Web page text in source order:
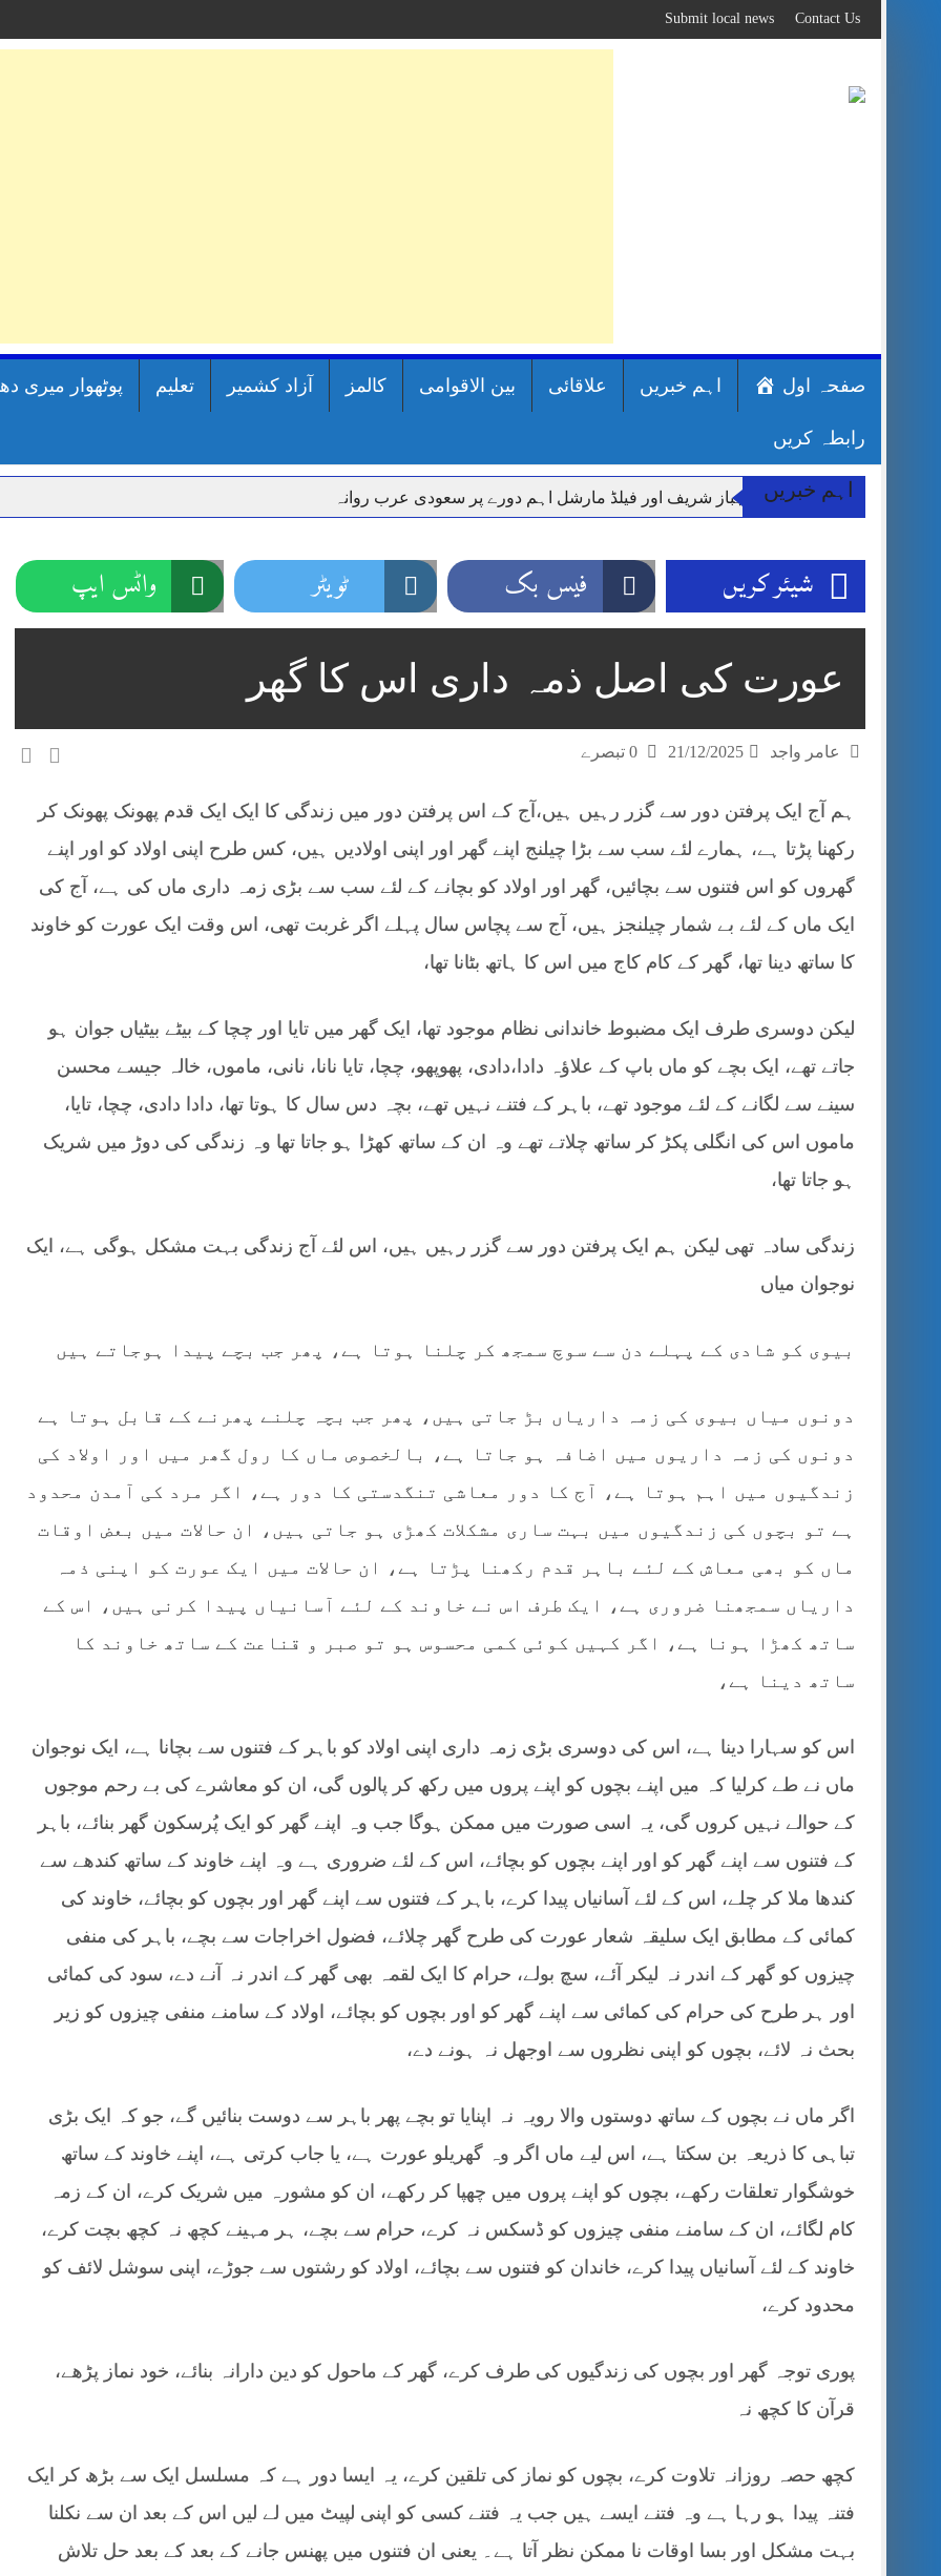
to
content
Contact Us
Submit local news
صفحہ اول اہم خبریں علاقائی بین الاقوامی کالمز آزاد کشمیر تعلیم پوٹھوار میری
رابطہ کریں
اہم خبریں
وزیر اعظم شہباز شریف اور فیلڈ مارشل اہم دورے پر سعودی عرب روانہ
قائداعظم نامی شہری کا شناختی کارڈ بلاک،عدالت کا شہری کو پیش ہونے کا حکم
چارسدہ کا بہادر سپوت وطن
ڈپٹی کمشنر راولپنڈی کیپٹن(ر) ندیم ناصر کا دورہء کلرسیداں
اسسٹنٹ کمشنر کلرسیداں سیدہ زینب
شہید گر وپ کیپٹنعاصم طارق مکمل فوجی اعزاز کے ساتھ سپردِ خاک
شیئر کریں فیس بک ٹویٹر واٹس ایپ
عورت کی اصل ذمہ داری اس کا گھر
عامر واجد 21/12/2025
ہم آج ایک پرفتن دور سے گزر رہیں ہیں،آج کے اس پرفتن دور میں زندگی کا ایک ایک قدم پھونک پھونک کر
رکھنا پڑتا ہے، ہمارے لئے سب سے بڑا چیلنج اپنے گھر اور اپنی اولادیں ہیں، کس طرح اپنی اولاد کو اور اپنے
گھروں کو اس فتنوں سے بچائیں، گھر اور اولاد کو بچانے کے لئے سب سے بڑی زمہ داری ماں کی ہے، آج کی
ایک ماں کے لئے بے شمار چیلنجز ہیں، آج سے پچاس سال پہلے اگر غربت تھی، اس وقت ایک عورت کو خاوند
کا ساتھ دینا تھا، گھر کے کام کاج میں اس کا ہاتھ بٹانا تھا،
لیکن دوسری طرف ایک مضبوط خاندانی نظام موجود تھا، ایک گھر میں تایا اور چچا کے بیٹے بیٹیاں جوان ہو
جاتے تھے، ایک بچے کو ماں باپ کے علاؤہ دادا،دادی، پھوپھو، چچا، تایا نانا، نانی، ماموں، خالہ جیسے محسن
سینے سے لگانے کے لئے موجود تھے، باہر کے فتنے نہیں تھے، بچہ دس سال کا ہوتا تھا، دادا دادی، چچا، تایا،
ماموں اس کی انگلی پکڑ کر ساتھ چلاتے تھے وہ ان کے ساتھ کھڑا ہو جاتا تھا وہ زندگی کی دوڑ میں شریک
ہو جاتا تھا،
زندگی سادہ تھی لیکن ہم ایک پرفتن دور سے گزر رہیں ہیں، اس لئے آج زندگی بہت مشکل ہوگی ہے، ایک
نوجوان میاں
بیوی کو شادی کے پہلے دن سے سوچ سمجھ کر چلنا ہوتا ہے، پھر جب بچے پیدا ہوجاتے ہیں
دونوں میاں بیوی کی زمہ داریاں بڑ جاتی ہیں، پھر جب بچہ چلنے پھرنے کے قابل ہوتا ہے
دونوں کی زمہ داریوں میں اضافہ ہو جاتا ہے، بالخصوص ماں کا رول گھر میں اور اولاد کی
زندگیوں میں اہم ہوتا ہے، آج کا دور معاشی تنگدستی کا دور ہے، اگر مرد کی آمدن محدود
ہے تو بچوں کی زندگیوں میں بہت ساری مشکلات کھڑی ہو جاتی ہیں، ان حالات میں بعض اوقات
ماں کو بھی معاش کے لئے باہر قدم رکھنا پڑتا ہے، ان حالات میں ایک عورت کو اپنی ذمہ
داریاں سمجھنا ضروری ہے، ایک طرف اس نے خاوند کے لئے آسانیاں پیدا کرنی ہیں، اس کے
ساتھ کھڑا ہونا ہے، اگر کہیں کوئی کمی محسوس ہو تو صبر و قناعت کے ساتھ خاوند کا
ساتھ دینا ہے،
اس کو سہارا دینا ہے، اس کی دوسری بڑی زمہ داری اپنی اولاد کو باہر کے فتنوں سے بچانا ہے، ایک نوجوان
ماں نے طے کرلیا کہ میں اپنے بچوں کو اپنے پروں میں رکھ کر پالوں گی، ان کو معاشرے کی بے رحم موجوں
کے حوالے نہیں کروں گی، یہ اسی صورت میں ممکن ہوگا جب وہ اپنے گھر کو ایک پُرسکون گھر بنائے، باہر
کے فتنوں سے اپنے گھر کو اور اپنے بچوں کو بچائے، اس کے لئے ضروری ہے وہ اپنے خاوند کے ساتھ کندھے سے
کندھا ملا کر چلے، اس کے لئے آسانیاں پیدا کرے، باہر کے فتنوں سے اپنے گھر اور بچوں کو بچائے، خاوند کی
کمائی کے مطابق ایک سلیقہ شعار عورت کی طرح گھر چلائے، فضول اخراجات سے بچے، باہر کی منفی
چیزوں کو گھر کے اندر نہ لیکر آئے، سچ بولے، حرام کا ایک لقمہ بھی گھر کے اندر نہ آنے دے، سود کی کمائی
اور ہر طرح کی حرام کی کمائی سے اپنے گھر کو اور بچوں کو بچائے، اولاد کے سامنے منفی چیزوں کو زیر
بحث نہ لائے، بچوں کو اپنی نظروں سے اوجھل نہ ہونے دے،
اگر ماں نے بچوں کے ساتھ دوستوں والا رویہ نہ اپنایا تو بچے پھر باہر سے دوست بنائیں گے، جو کہ ایک بڑی
تباہی کا ذریعہ بن سکتا ہے، اس لیے ماں اگر وہ گھریلو عورت ہے، یا جاب کرتی ہے، اپنے خاوند کے ساتھ
خوشگوار تعلقات رکھے، بچوں کو اپنے پروں میں چھپا کر رکھے، ان کو مشورہ میں شریک کرے، ان کے زمہ
کام لگائے، ان کے سامنے منفی چیزوں کو ڈسکس نہ کرے، حرام سے بچے، ہر مہینے کچھ نہ کچھ بچت کرے،
خاوند کے لئے آسانیاں پیدا کرے، خاندان کو فتنوں سے بچائے، اولاد کو رشتوں سے جوڑے، اپنی سوشل لائف کو
محدود کرے،
پوری توجہ گھر اور بچوں کی زندگیوں کی طرف کرے، گھر کے ماحول کو دین دارانہ بنائے، خود نماز پڑھے،
قرآن کا کچھ نہ
کچھ حصہ روزانہ تلاوت کرے، بچوں کو نماز کی تلقین کرے، یہ ایسا دور ہے کہ مسلسل ایک سے بڑھ کر ایک
فتنہ پیدا ہو رہا ہے وہ فتنے ایسے ہیں جب یہ فتنے کسی کو اپنی لپیٹ میں لے لیں اس کے بعد ان سے نکلنا
بہت مشکل اور بسا اوقات نا ممکن نظر آتا ہے۔ یعنی ان فتنوں میں پھنس جانے کے بعد کے بعد حل تلاش